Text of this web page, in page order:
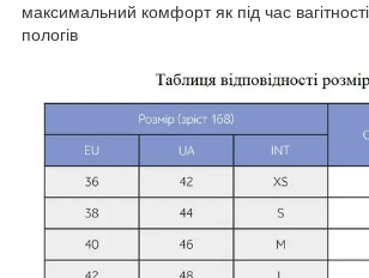
максимальний комфорт як під час
пологів